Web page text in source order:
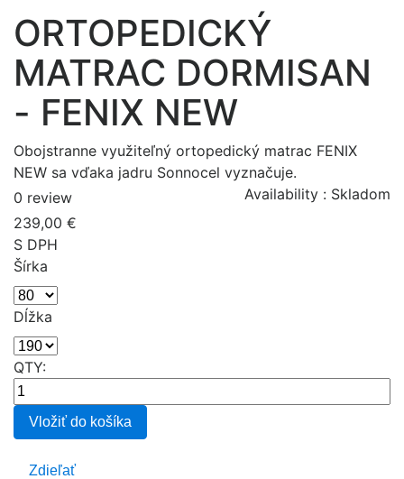
ORTOPEDICKÝ
MATRAC DORMISAN
- FENIX NEW
Obojstranne využiteľný ortopedický matrac FENIX
NEW sa vďaka jadru Sonnocel vyznačuje.
0 review
Availability : Skladom
239,00 €
S DPH
Šírka
Dĺžka
QTY:
Vložiť do košíka
Zdieľať